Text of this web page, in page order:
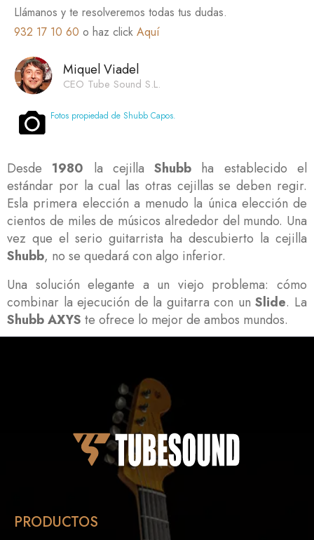
Llámanos y te resolveremos todas tus dudas.
932 17 10 60 o haz click Aquí
Miquel Viadel
CEO Tube Sound S.L.
Fotos propiedad de Shubb Capos.
Desde 1980 la cejillaShubb ha establecido el
estándar por la cual las otras cejillas se deben regir.
Esla primera elección a menudo la única elección de
cientos de miles de músicos alrededor del mundo. Una
vez que el serio guitarrista ha descubierto la cejilla
Shubb, no se quedará con algo inferior.
Una solución elegante a un viejo problema: cómo
combinar la ejecución de la guitarra con unSlide. La
Shubb AXYS te ofrece lo mejor de ambos mundos.
PRODUCTOS